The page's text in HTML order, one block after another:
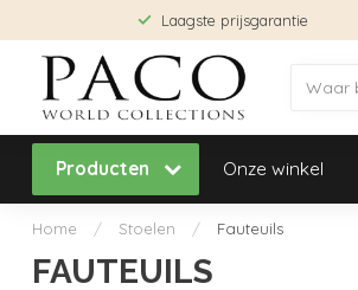
Laagste prijsgarantie
Producten Onze winkel
Home / Stoelen / Fauteuils
FAUTEUILS